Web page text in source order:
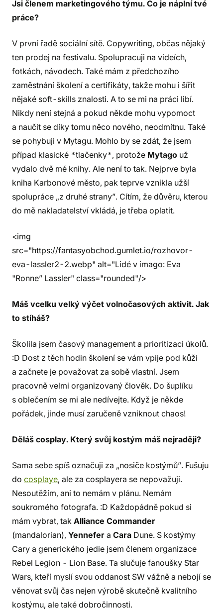
Jsi členem marketingového týmu. Co je náplní tvé
práce?
V první řadě sociální sítě. Copywriting, občas nějaký
ten prodej na festivalu. Spolupracuji na videích,
fotkách, návodech. Také mám z předchozího
zaměstnání školení a certifikáty, takže mohu i šířit
nějaké soft-skills znalosti. A to se mi na práci libí.
Nikdy není stejná a pokud někde mohu vypomoct
a naučit se díky tomu něco nového, neodmítnu. Také
se pohybuji v Mytagu. Mohlo by se zdát, že jsem
případ klasické *tlačenky*, protože Mytago už
vydalo dvě mé knihy. Ale není to tak. Nejprve byla
kniha Karbonové město, pak teprve vznikla užší
spolupráce „z druhé strany”. Cítím, že důvěru, kterou
do mě nakladatelství vkládá, je třeba oplatit.
<img
src="https://fantasyobchod.gumlet.io/rozhovor-
eva-lassler2-2.webp" alt="Lidé v imago: Eva
"Ronne” Lassler" class="rounded"/>
Máš vcelku velký výčet volnočasových aktivit. Jak
to stíháš?
Školila jsem časový management a prioritizaci úkolů.
:D Dost z těch hodin školení se vám vpije pod kůži
a začnete je považovat za sobě vlastní. Jsem
pracovně velmi organizovaný člověk. Do šuplíku
s oblečením se mi ale nedívejte. Když je někde
pořádek, jinde musí zaručeně vzniknout chaos!
Děláš cosplay. Který svůj kostým máš nejraději?
Sama sebe spíš označuji za „nosiče kostýmů”. Fušuju
do cosplaye, ale za cosplayera se nepovažuji.
Nesoutěžím, ani to nemám v plánu. Nemám
soukromého fotografa. :D Každopádně pokud si
mám vybrat, tak Alliance Commander
(mandalorian), Yennefer a Cara Dune. S kostýmy
Cary a generického jedie jsem členem organizace
Rebel Legion - Lion Base. Ta slučuje fanoušky Star
Wars, kteří myslí svou oddanost SW vážně a nebojí se
věnovat svůj čas nejen výrobě skutečně kvalitního
kostýmu, ale také dobročinnosti.